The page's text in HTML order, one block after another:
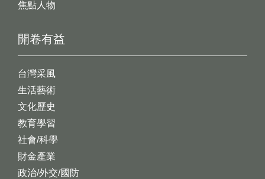
開卷有益
台灣采風
生活藝術
文化歷史
教育學習
社會/科學
財金產業
政治/外交/國防
焦點人物